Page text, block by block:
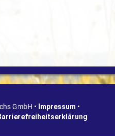
GmbH • Impressum •